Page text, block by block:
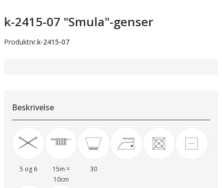
k-2415-07 "Smula"-genser
Produktnr.k-2415-07
Beskrivelse
5 og 6
15m =
10cm
30